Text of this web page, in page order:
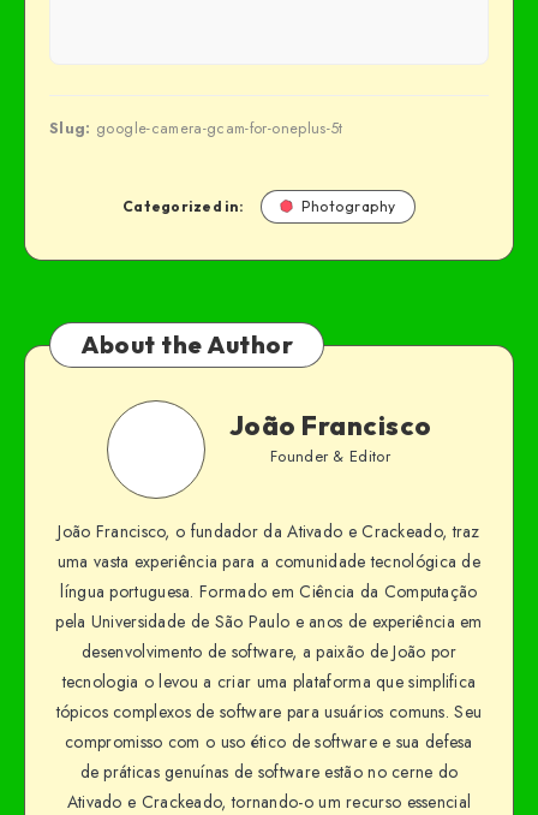
Slug: google-camera-gcam-for-oneplus-5t
Categorized in: Photography
About the Author
João Francisco
Founder & Editor
João Francisco, o fundador da Ativado e Crackeado, traz
uma vasta experiência para a comunidade tecnológica de
língua portuguesa. Formado em Ciência da Computação
pela Universidade de São Paulo e anos de experiência em
desenvolvimento de software, a paixão de João por
tecnologia o levou a criar uma plataforma que simplifica
tópicos complexos de software para usuários comuns. Seu
compromisso com o uso ético de software e sua defesa
de práticas genuínas de software estão no cerne do
Ativado e Crackeado, tornando-o um recurso essencial